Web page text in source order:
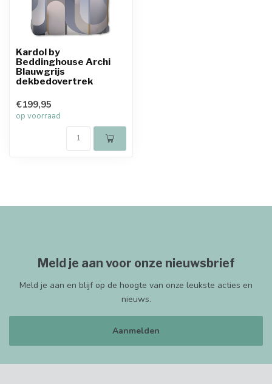
Kardol by
Beddinghouse Archi
Blauwgrijs
dekbedovertrek
€199,95
op voorraad
Meld je aan voor onze nieuwsbrief
Meld je aan en blijf op de hoogte van onze leukste acties en
nieuws.
Aanmelden